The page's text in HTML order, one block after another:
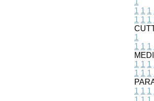
1
1 1 1
1 1 1
1
1 1 1
1 1 1
1 1 1
1 1 1